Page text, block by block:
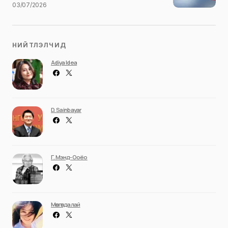
03/07/2026
НИЙТЛЭЛЧИД
Adiya Idea
D. Sainbayar
Г. Мэнд-Ооёо
Мөнгөндалай